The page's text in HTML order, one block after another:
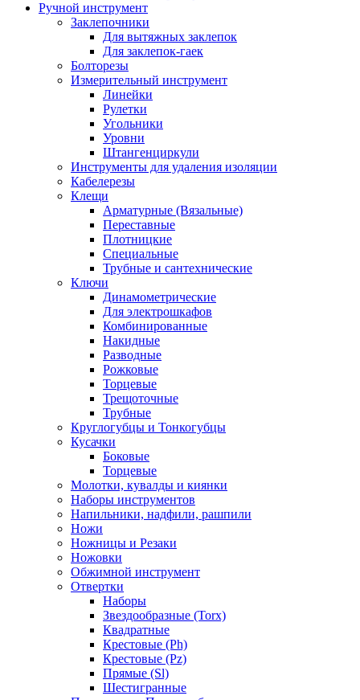
Ручной инструмент
Заклепочники
Для вытяжных заклепок
Для заклепок-гаек
Болторезы
Измерительный инструмент
Линейки
Рулетки
Угольники
Уровни
Штангенциркули
Инструменты для удаления изоляции
Кабелерезы
Клещи
Арматурные (Вязальные)
Переставные
Плотницкие
Специальные
Трубные и сантехнические
Ключи
Динамометрические
Для электрошкафов
Комбинированные
Накидные
Разводные
Рожковые
Торцевые
Трещоточные
Трубные
Круглогубцы и Тонкогубцы
Кусачки
Боковые
Торцевые
Молотки, кувалды и киянки
Наборы инструментов
Напильники, надфили, рашпили
Ножи
Ножницы и Резаки
Ножовки
Обжимной инструмент
Отвертки
Наборы
Звездообразные (Torx)
Квадратные
Крестовые (Ph)
Крестовые (Pz)
Прямые (Sl)
Шестигранные